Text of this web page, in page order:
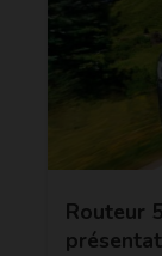
Routeur